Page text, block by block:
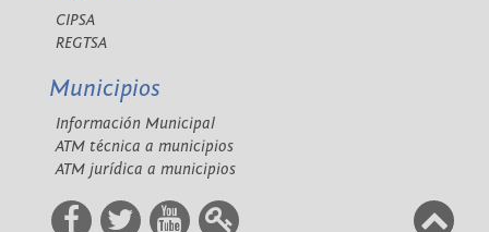
CIPSA
REGTSA
Municipios
Información Municipal
ATM técnica a municipios
ATM jurídica a municipios